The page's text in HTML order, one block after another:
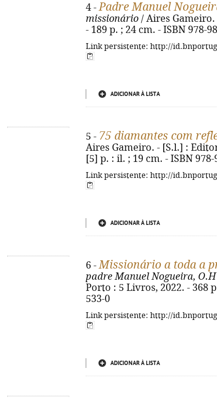
4 -Padre Manuel
missionário / Aires Gameiro.
- 189 p. ; 24 cm. - ISBN 978-
Link persistente: http://
ADICIONAR À LISTA
5 - 75 diamantes com
Aires Gameiro. - [S.l.] :
[5] p. : il. ; 19 cm. - ISBN 978-
Link persistente: http://
ADICIONAR À LISTA
6 -Missionário a toda a
padre Manuel Nogueira, O.H
Porto : 5 Livros, 2022. - 368
533-0
Link persistente: http://
ADICIONAR À LISTA